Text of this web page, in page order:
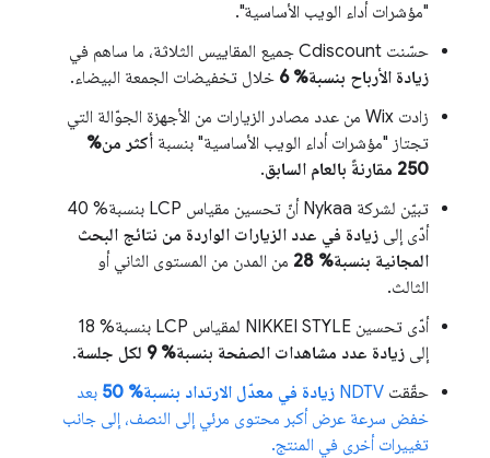
"مؤشرات أداء الويب الأساسية".
حسّنت Cdiscount جميع المقاييس الثلاثة، ما ساهم في
زيادة الأرباح بنسبة% 6
خلال تخفيضات الجمعة البيضاء.
زادت Wix من عدد مصادر الزيارات من الأجهزة الجوّالة التي
تجتاز "مؤشرات أداء الويب الأساسية" بنسبة أكثر من%
250 مقارنةً بالعام السابق
.
تبيّن لشركة Nykaa أنّ تحسين مقياس LCP بنسبة% 40
أدّى إلى زيادة في عدد الزيارات الواردة من نتائج البحث
المجانية بنسبة% 28
من المدن من المستوى الثاني أو
الثالث.
أدّى تحسين NIKKEI STYLE لمقياس LCP بنسبة% 18
إلى زيادة عدد مشاهدات الصفحة بنسبة% 9 لكل جلسة
.
حقّقت NDTV زيادة في معدّل الارتداد بنسبة% 50
بعد
خفض سرعة عرض أكبر محتوى مرئي إلى النصف، إلى جانب
تغييرات أخرى في المنتج.